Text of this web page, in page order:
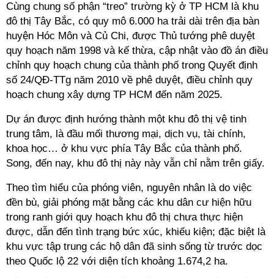
Cùng chung số phận “treo” trường kỳ ở TP HCM là khu
đô thị Tây Bắc, có quy mô 6.000 ha trải dài trên địa bàn
huyện Hóc Môn và Củ Chi, được Thủ tướng phê duyệt
quy hoạch năm 1998 và kế thừa, cập nhật vào đồ án điều
chỉnh quy hoạch chung của thành phố trong Quyết định
số 24/QĐ-TTg năm 2010 về phê duyệt, điều chỉnh quy
hoạch chung xây dựng TP HCM đến năm 2025.
Dự án được định hướng thành một khu đô thị vệ tinh
trung tâm, là đầu mối thương mại, dịch vụ, tài chính,
khoa học… ở khu vực phía Tây Bắc của thành phố.
Song, đến nay, khu đô thị này này vẫn chỉ nằm trên giấy.
Theo tìm hiểu của phóng viên, nguyên nhân là do việc
đền bù, giải phóng mặt bằng các khu dân cư hiện hữu
trong ranh giới quy hoạch khu đô thị chưa thực hiện
được, dẫn đến tình trạng bức xúc, khiếu kiện; đặc biệt là
khu vực tập trung các hộ dân đã sinh sống từ trước dọc
theo Quốc lộ 22 với diện tích khoảng 1.674,2 ha.